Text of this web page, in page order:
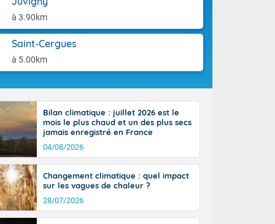
à 3.90km
Saint-Cergues
à 5.00km
sur
avec des
sur le sud
sur la
entre 50 et
résiste sur
Alpes à
et 20
Bilan climatique : juillet 2026 est le
mois le plus chaud et un des plus secs
jamais enregistré en France
04/08/2026
Changement climatique : quel impact
sur les vagues de chaleur ?
28/07/2026